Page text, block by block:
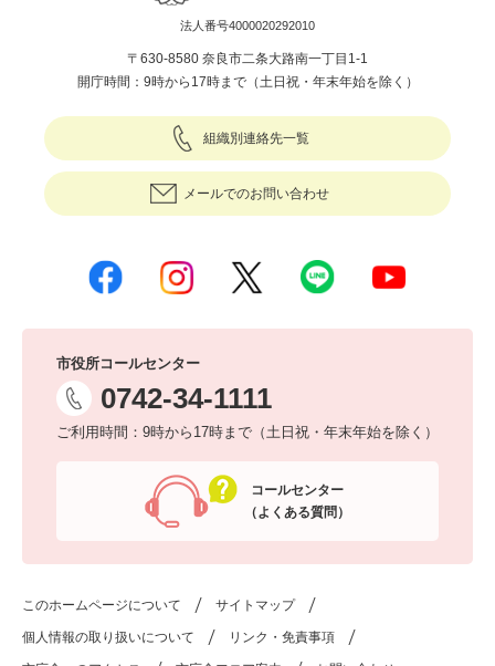
法人番号4000020292010
〒630-8580 奈良市二条大路南一丁目1-1
開庁時間：9時から17時まで（土日祝・年末年始を除く）
組織別連絡先一覧
メールでのお問い合わせ
市役所コールセンター
0742-34-1111
ご利用時間：9時から17時まで（土日祝・年末年始を除く）
コールセンター
（よくある質問）
このホームページについて サイトマップ
個人情報の取り扱いについて リンク・免責事項